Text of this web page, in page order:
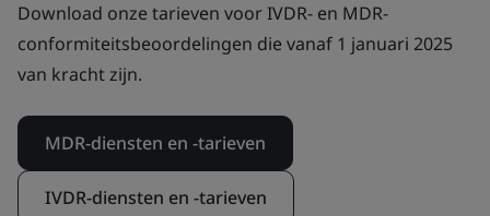
Download onze tarieven voor IVDR- en MDR-
conformiteitsbeoordelingen die vanaf 1 januari 2025
van kracht zijn.
MDR-diensten en -tarieven
IVDR-diensten en -tarieven